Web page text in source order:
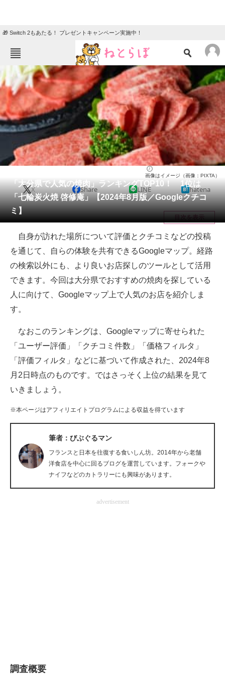
🎁 Switch 2もあたる！ プレゼントキャンペーン実施中！
ねとらぼメニュー
ニュース
エンタメ クイズ
グルメ 地域
教育・育児
動物 リサーチ
会員記事
メディア
注目記事を集めた総合ページ
ITの今と未来を見通す
スマホと通信の最新トレンド
進化するPCとデバイスの未来
ビジネスと働き方のヒント
企業ITのトレンドを詳説
ITエンジニア向け専門サイト
企業向けIT製品の総合サイト
製造業のIT導入・活用を支援
「大分県で人気の焼肉」ランキングTOP10！ 1位は
「七輪炭火焼 啓修庵」【2024年8月版／Googleクチコ
ミ】
画像はイメージ（画像：PIXTA）
X Share LINE hatena
目次を表示
自身が訪れた場所について評価とクチコミなどの投稿
を通じて、自らの体験を共有できるGoogleマップ。経路
の検索以外にも、より良いお店探しのツールとして活用
できます。今回は大分県でおすすめの焼肉を探している
人に向けて、Googleマップ上で人気のお店を紹介しま
す。
なおこのランキングは、Googleマップに寄せられた
「ユーザー評価」「クチコミ件数」「価格フィルタ」
「評価フィルタ」などに基づいて作成された、2024年8
月2日時点のものです。ではさっそく上位の結果を見て
いきましょう。
※本ページはアフィリエイトプログラムによる収益を得ています
筆者：びぶぐるマン
フランスと日本を往復する食いしん坊。2014年から老舗
洋食店を中心に回るブログを運営しています。フォークや
ナイフなどのカトラリーにも興味があります。
advertisement
調査概要